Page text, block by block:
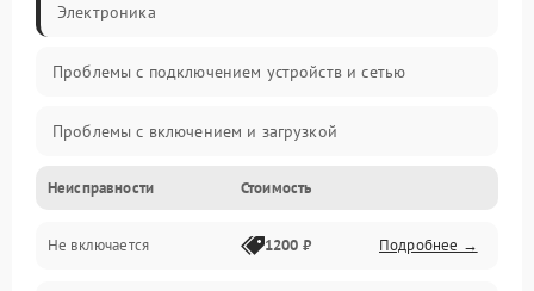
Электроника
Проблемы с подключением устройств и сетью
Проблемы с включением и загрузкой
Проблемы с изображением и монитором
Проблемы с производительностью и стабильностью
Неисправности Стоимость
Не включается 1200 ₽ Подробнее →